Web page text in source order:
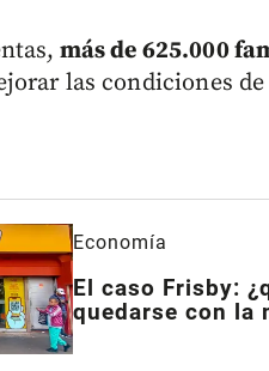
más de 625.000
las condiciones de
Economía
El caso Frisby:
quedarse con la